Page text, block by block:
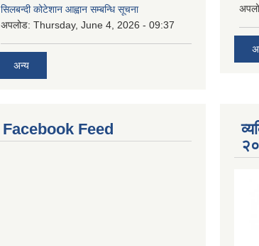
सिलबन्दी कोटेशान आह्वान सम्बन्धि सूचना
अपलोड: Thursday, June 4, 2026 - 09:37
अन्य
Facebook Feed